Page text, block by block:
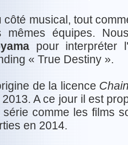
côté musical, tout
mêmes équipes.
pour interpréter
« True Destiny ».
de la licence
2013. A ce jour il est
série comme les films
en 2014.